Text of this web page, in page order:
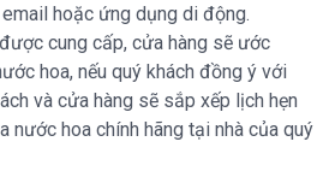
hoặc ứng dụng di động.
cung cấp, cửa hàng sẽ ước
hoa, nếu quý khách đồng ý với
và cửa hàng sẽ sắp xếp lịch hẹn
nước hoa chính hãng tại nhà của quý